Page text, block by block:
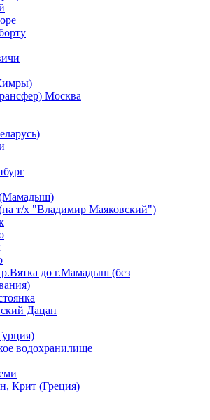
Москва
(Мамадыш)
т/х "Владимир Маяковский")
р.Вятка до г.Мамадыш (без
Дацан
водохранилище
Крит (Греция)